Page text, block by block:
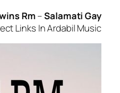
Song :Twins Rm–
With Direct Links In